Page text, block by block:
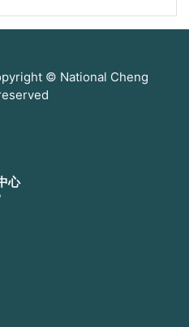
© National Cheng
心